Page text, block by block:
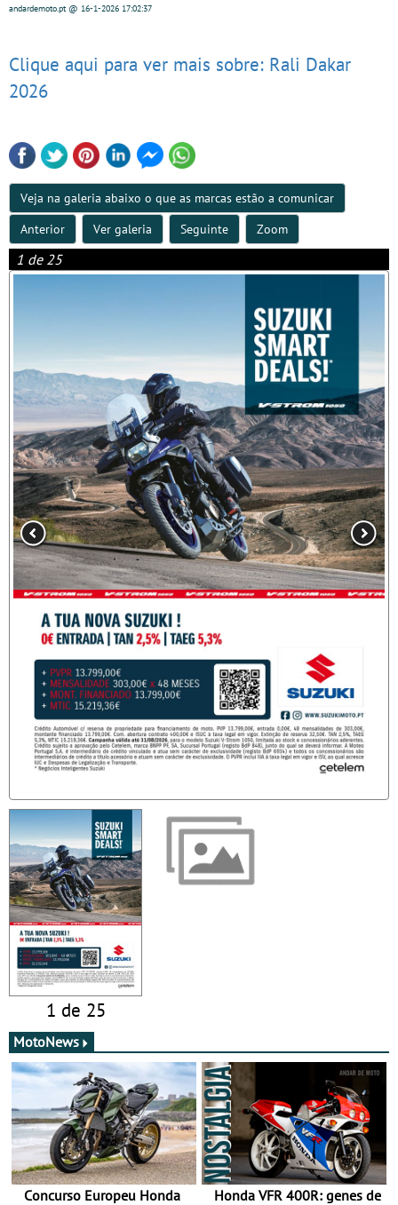
andardemoto.pt@ 16-1-2026 17:02:37
Clique aqui para ver mais sobre: Rali Dakar
2026
Veja na galeria abaixo o que as marcas estão a comunicar
Anterior
Ver galeria Seguinte Zoom
1 de 25
1 de 25
MotoNews
Concurso Europeu Honda
Honda VFR 400R: genes de